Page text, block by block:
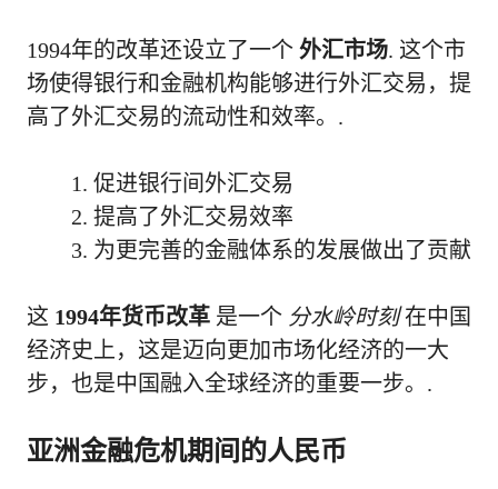
1994年的改革还设立了一个 外汇市场. 这个市
场使得银行和金融机构能够进行外汇交易，提
高了外汇交易的流动性和效率。.
促进银行间外汇交易
提高了外汇交易效率
为更完善的金融体系的发展做出了贡献
这 1994年货币改革 是一个 分水岭时刻在中国
经济史上，这是迈向更加市场化经济的一大
步，也是中国融入全球经济的重要一步。.
亚洲金融危机期间的人民币